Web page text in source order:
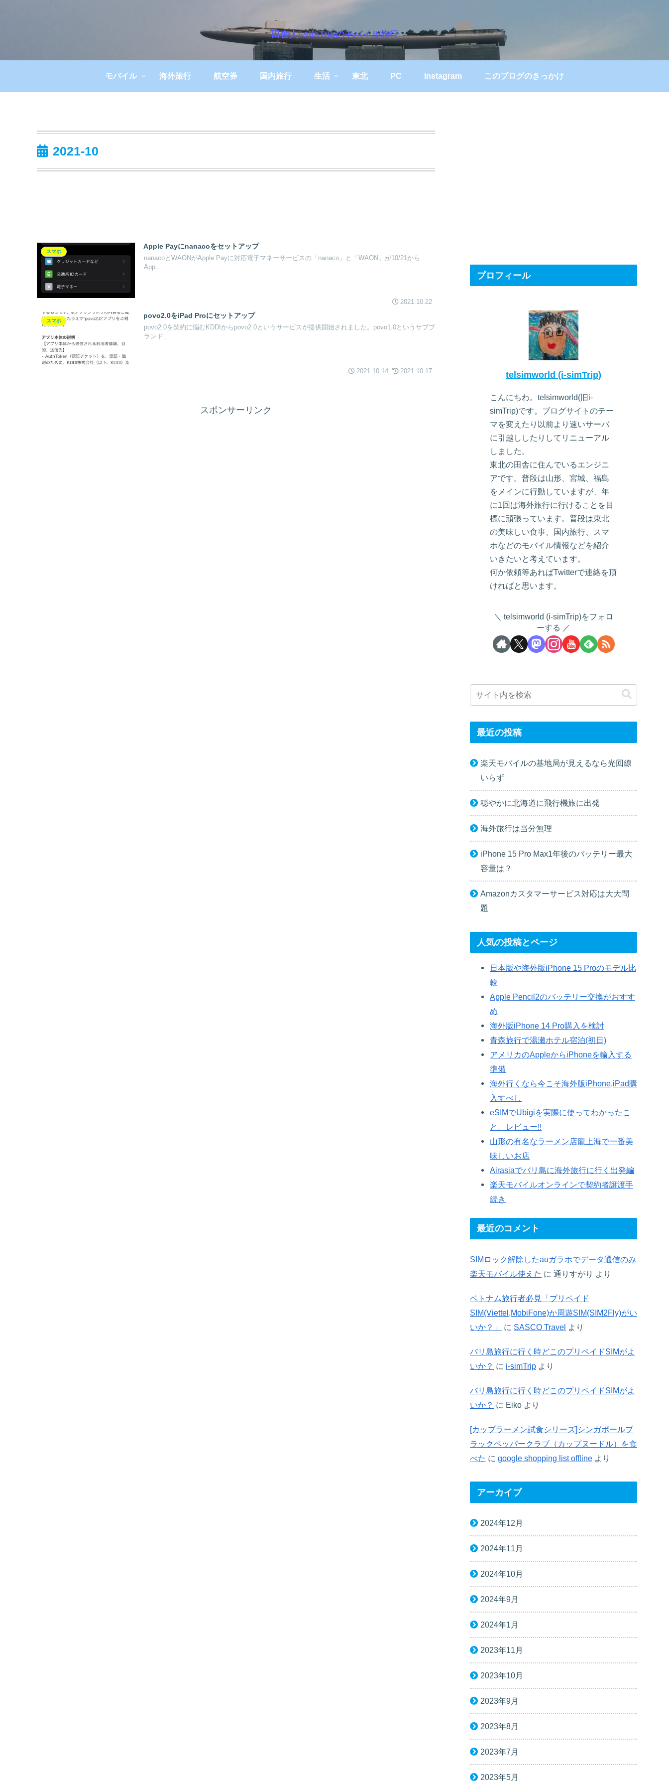
田舎人i-simTripのモバイル旅行
モバイル 海外旅行 航空券 国内旅行 生活 東北 PC Instagram このブログのきっかけ
2021-10
スマホ
Apple Payにnanacoをセットアップ
nanacoとWAONがApple Payに対応電子マネーサービスの「nanaco」と「WAON」が10/21から
App...
2021.10.22
スマホ
povo2.0をiPad Proにセットアップ
povo2.0を契約に悩むKDDIからpovo2.0というサービスが提供開始されました。povo1.0というサブブ
ランド...
2021.10.14 2021.10.17
スポンサーリンク
プロフィール
telsimworld (i-simTrip)
こんにちわ。telsimworld(旧i-
simTrip)です。ブログサイトのテー
マを変えたり以前より速いサーバ
に引越ししたりしてリニューアル
しました。
東北の田舎に住んでいるエンジニ
アです。普段は山形、宮城、福島
をメインに行動していますが、年
に1回は海外旅行に行けることを目
標に頑張っています。普段は東北
の美味しい食事、国内旅行、スマ
ホなどのモバイル情報などを紹介
いきたいと考えています。
何か依頼等あればTwitterで連絡を頂
ければと思います。
telsimworld (i-simTrip)をフォロ
ーする
最近の投稿
楽天モバイルの基地局が見えるなら光回線
いらず
穏やかに北海道に飛行機旅に出発
海外旅行は当分無理
iPhone 15 Pro Max1年後のバッテリー最大
容量は？
Amazonカスタマーサービス対応は大大問
題
人気の投稿とページ
日本版や海外版iPhone 15 Proのモデル比
較
Apple Pencil2のバッテリー交換がおすす
め
海外版iPhone 14 Pro購入を検討
青森旅行で湯瀬ホテル宿泊(初日)
アメリカのAppleからiPhoneを輸入する
準備
海外行くなら今こそ海外版iPhone,iPad購
入すべし
eSIMでUbigiを実際に使ってわかったこ
と。レビュー!!
山形の有名なラーメン店龍上海で一番美
味しいお店
Airasiaでバリ島に海外旅行に行く出発編
楽天モバイルオンラインで契約者譲渡手
続き
最近のコメント
SIMロック解除したauガラホでデータ通信のみ
楽天モバイル使えた に 通りすがり より
ベトナム旅行者必見「プリペイド
SIM(Viettel,MobiFone)か周遊SIM(SIM2Fly)がい
いか？」
に SASCO Travel より
バリ島旅行に行く時どこのプリペイドSIMがよ
いか？ に i-simTrip より
バリ島旅行に行く時どこのプリペイドSIMがよ
いか？ に Eiko より
[カップラーメン試食シリーズ]シンガポールブ
ラックペッパークラブ（カップヌードル）を食
べた に google shopping list offline より
アーカイブ
2024年12月
2024年11月
2024年10月
2024年9月
2024年1月
2023年11月
2023年10月
2023年9月
2023年8月
2023年7月
2023年5月